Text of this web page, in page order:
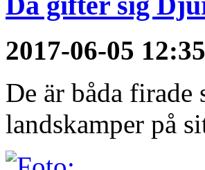
2017-06-05 12:35
De är båda
landskamper på